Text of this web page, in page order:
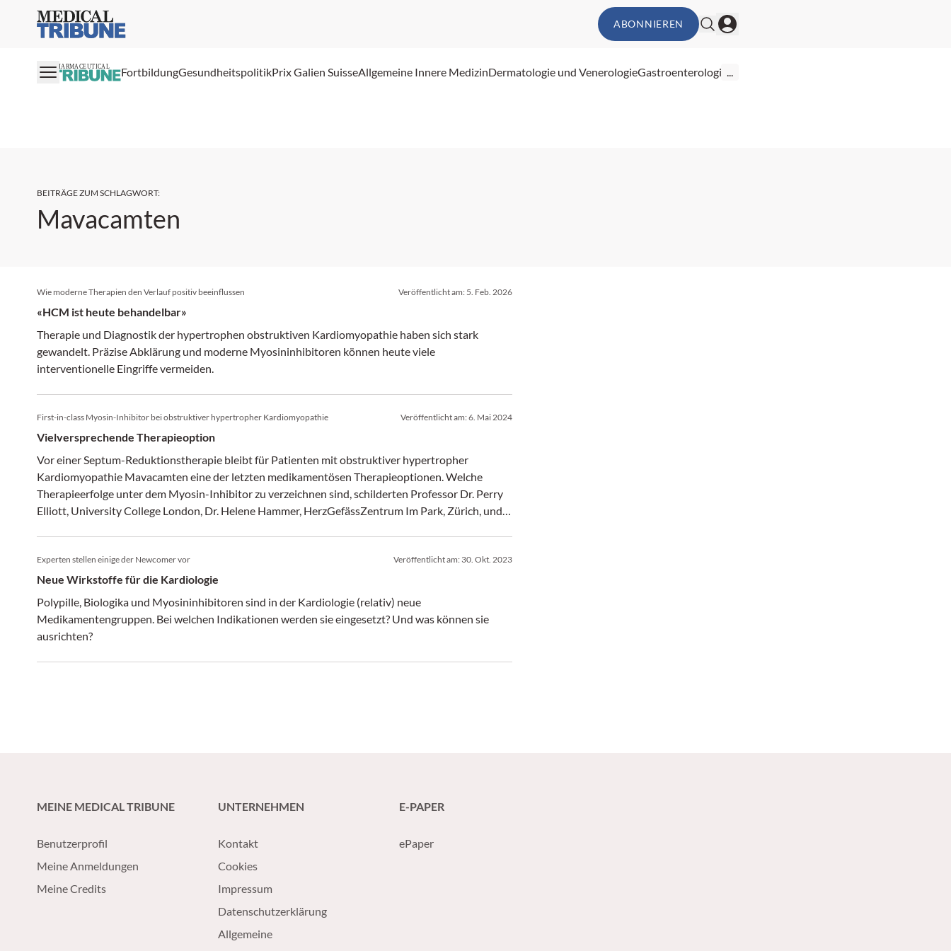
Medical Tribune ABONNIEREN
PHARMACEUTICAL FortbildungGesundheitspolitikPrix Galien SuisseAllgemeine Innere MedizinDermatologie und VenerologieGastroenterologie...
BEITRÄGE ZUM SCHLAGWORT:
Mavacamten
Wie moderne Therapien den Verlauf positiv beeinflussen Veröffentlicht am: 5. Feb. 2026
«HCM ist heute behandelbar»
Therapie und Diagnostik der hypertrophen obstruktiven Kardiomyopathie haben sich stark
gewandelt. Präzise Abklärung und moderne Myosininhibitoren können heute viele
interventionelle Eingriffe vermeiden.
First-in-class Myosin-Inhibitor bei obstruktiver hypertropher Kardiomyopathie Veröffentlicht am:6. Mai 2024
Vielversprechende Therapieoption
Vor einer Septum-Reduktionstherapie bleibt für Patienten mit obstruktiver hypertropher
Kardiomyopathie Mavacamten eine der letzten medikamentösen Therapieoptionen. Welche
Therapieerfolge unter dem Myosin-Inhibitor zu verzeichnen sind, schilderten Professor Dr. Perry
Elliott, University College London, Dr. Helene Hammer, HerzGefässZentrum Im Park, Zürich, und
Experten stellen einige der Newcomer vor Veröffentlicht am: 30. Okt. 2023
Neue Wirkstoffe für die Kardiologie
Polypille, Biologika und Myosininhibitoren sind in der Kardiologie (relativ) neue
Medikamentengruppen. Bei welchen Indikationen werden sie eingesetzt? Und was können sie
ausrichten?
MEINE MEDICAL TRIBUNE
Benutzerprofil
Meine Anmeldungen
Meine Credits
UNTERNEHMEN
Kontakt
Cookies
Impressum
Datenschutzerklärung
Allgemeine
E-PAPER
ePaper